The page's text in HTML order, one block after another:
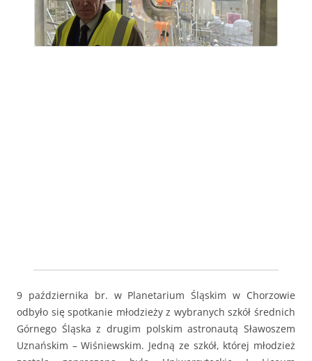
9 października br. w Planetarium Śląskim w Chorzowie
odbyło się spotkanie młodzieży z wybranych szkół średnich
Górnego Śląska z drugim polskim astronautą Sławoszem
Uznańskim – Wiśniewskim. Jedną ze szkół, której młodzież